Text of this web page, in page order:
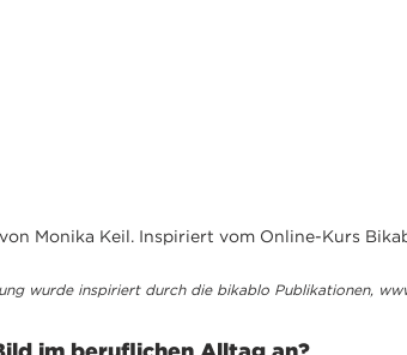
Monika Keil. Inspiriert vom Online-Kurs
wurde inspiriert durch die bikablo Publikationen,